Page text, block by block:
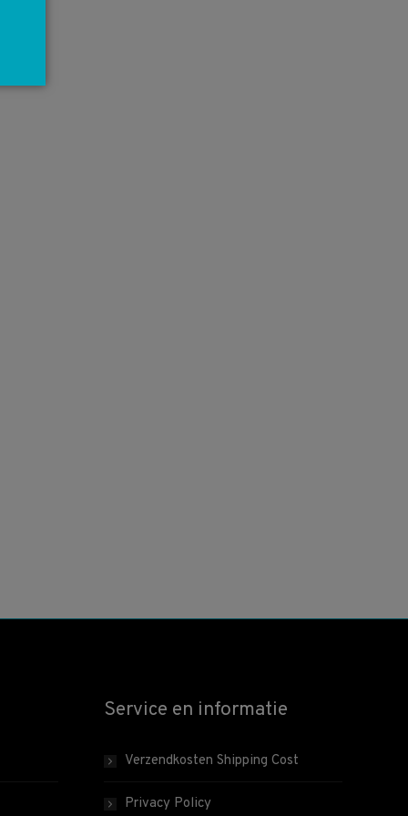
Service en informatie
Verzendkosten Shipping Cost
Privacy Policy